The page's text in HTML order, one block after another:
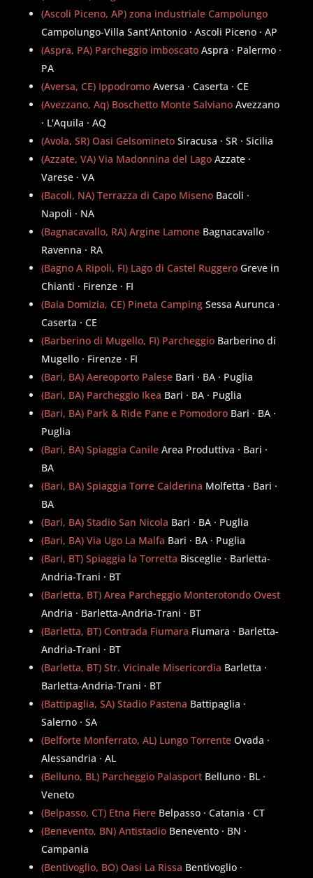
(Ascoli Piceno, AP) zona industriale Campolungo
Campolungo-Villa Sant'Antonio · Ascoli Piceno · AP
(Aspra, PA) Parcheggio imboscato Aspra · Palermo ·
PA
(Aversa, CE) Ippodromo Aversa · Caserta · CE
(Avezzano, Aq) Boschetto Monte Salviano Avezzano
· L'Aquila · AQ
(Avola, SR) Oasi Gelsomineto Siracusa · SR · Sicilia
(Azzate, VA) Via Madonnina del Lago Azzate ·
Varese · VA
(Bacoli, NA) Terrazza di Capo Miseno Bacoli ·
Napoli · NA
(Bagnacavallo, RA) Argine Lamone Bagnacavallo ·
Ravenna · RA
(Bagno A Ripoli, FI) Lago di Castel Ruggero Greve in
Chianti · Firenze · FI
(Baia Domizia, CE) Pineta Camping Sessa Aurunca ·
Caserta · CE
(Barberino di Mugello, FI) Parcheggio Barberino di
Mugello · Firenze · FI
(Bari, BA) Aereoporto Palese Bari · BA · Puglia
(Bari, BA) Parcheggio Ikea Bari · BA · Puglia
(Bari, BA) Park & Ride Pane e Pomodoro Bari · BA ·
Puglia
(Bari, BA) Spiaggia Canile Area Produttiva · Bari ·
BA
(Bari, BA) Spiaggia Torre Calderina Molfetta · Bari ·
BA
(Bari, BA) Stadio San Nicola Bari · BA · Puglia
(Bari, BA) Via Ugo La Malfa Bari · BA · Puglia
(Bari, BT) Spiaggia la Torretta Bisceglie · Barletta-
Andria-Trani · BT
(Barletta, BT) Area Parcheggio Monterotondo Ovest
Andria · Barletta-Andria-Trani · BT
(Barletta, BT) Contrada Fiumara Fiumara · Barletta-
Andria-Trani · BT
(Barletta, BT) Str. Vicinale Misericordia Barletta ·
Barletta-Andria-Trani · BT
(Battipaglia, SA) Stadio Pastena Battipaglia ·
Salerno · SA
(Belforte Monferrato, AL) Lungo Torrente Ovada ·
Alessandria · AL
(Belluno, BL) Parcheggio Palasport Belluno · BL ·
Veneto
(Belpasso, CT) Etna Fiere Belpasso · Catania · CT
(Benevento, BN) Antistadio Benevento · BN ·
Campania
(Bentivoglio, BO) Oasi La Rissa Bentivoglio ·